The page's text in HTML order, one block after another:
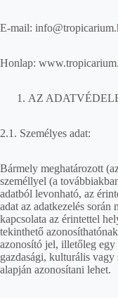
E-mail:
Honlap:
AZ
2.1. Személyes adat:
Bármely meghatározott
személlyel (a
adatból levonható, az
adat az adatkezelés
kapcsolata az érintettel
tekinthető
azonosító jel, illetőleg
gazdasági, kulturális vagy
alapján azonosítani lehet.